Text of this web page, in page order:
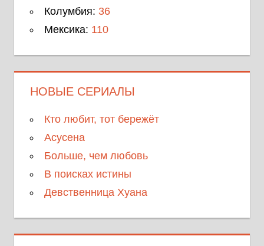
Колумбия: 36
Мексика: 110
НОВЫЕ СЕРИАЛЫ
Кто любит, тот бережёт
Асусена
Больше, чем любовь
В поисках истины
Девственница Хуана